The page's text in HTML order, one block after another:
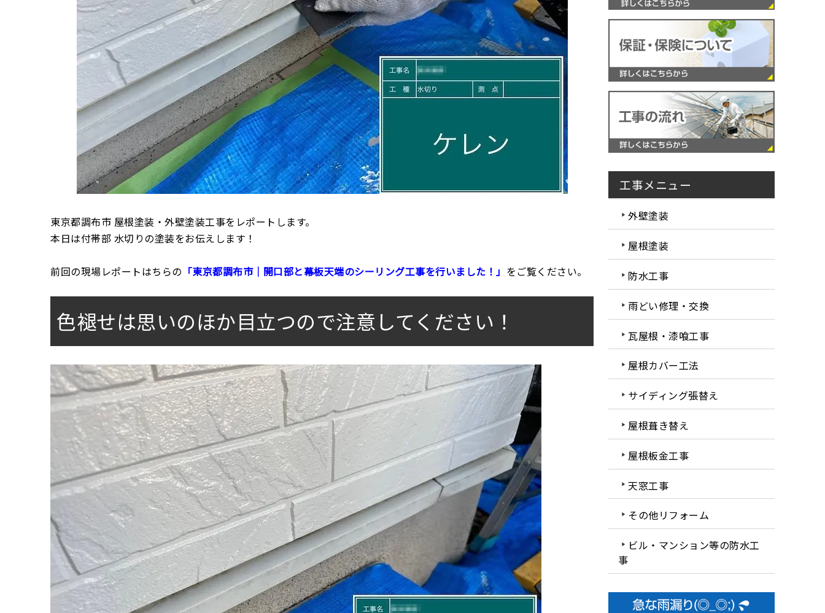
東京都調布市 屋根塗装・外壁塗装工事をレポートします。
本日は付帯部 水切りの塗装をお伝えします！
前回の現場レポートはちらの 「東京都調布市｜開口部と幕板天端のシーリング工事を行いました！」 をご覧ください。
色褪せは思いのほか目立つので注意してください！
工事メニュー
外壁塗装
屋根塗装
防水工事
雨どい修理・交換
瓦屋根・漆喰工事
屋根カバー工法
サイディング張替え
屋根葺き替え
屋根板金工事
天窓工事
その他リフォーム
ビル・マンション等の防水工
事